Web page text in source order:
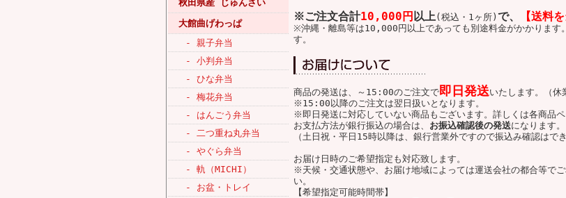
秋田県産 じゅんさい
大館曲げわっぱ
- 親子弁当
- 小判弁当
- ひな弁当
- 梅花弁当
- はんごう弁当
- 二つ重ね丸弁当
- やぐら弁当
- 軌（MICHI）
- お盆・トレイ
※ご注文合計10,000円 以上(税込・1ヶ所) で、 【送料
※沖縄・離島等は10,000円以上であっても別途料金がかかります
す。
商品の発送は、～15:00のご注文で即日発送いたします。（休
※15:00以降のご注文は翌日扱いとなります。
※即日発送に対応していない商品もございます。詳しくは各商品ペ
お支払方法が銀行振込の場合は、 お振込確認後の発送になります。
（土日祝・平日15時以降は、銀行営業外ですので振込み確認はで
お届け日時のご希望指定も対応致します。
※天候・交通状態や、お届け地域によっては運送会社の都合等で
い。
【希望指定可能時間帯】